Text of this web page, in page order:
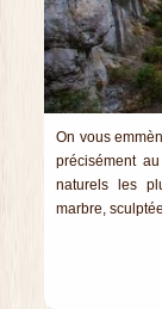
On vous
précisément
naturels les
marbre,